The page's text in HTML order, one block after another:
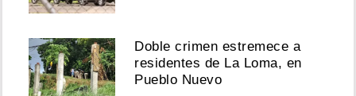
Doble crimen estremece a
residentes de La Loma, en
Pueblo Nuevo